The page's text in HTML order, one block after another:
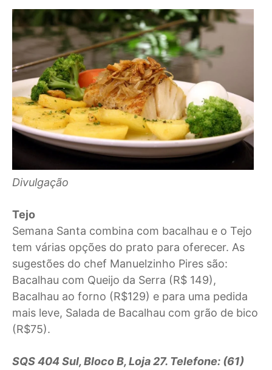
Divulgação
Tejo
Semana Santa combina com bacalhau e o Tejo
tem várias opções do prato para oferecer. As
sugestões do chef Manuelzinho Pires são:
Bacalhau com Queijo da Serra (R$ 149),
Bacalhau ao forno (R$129) e para uma pedida
mais leve, Salada de Bacalhau com grão de bico
(R$75).
SQS 404 Sul, Bloco B, Loja 27. Telefone: (61)